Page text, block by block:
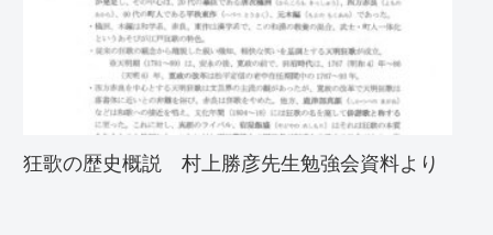
狂歌の歴史概説 村上勝彦先生勉強会資料より